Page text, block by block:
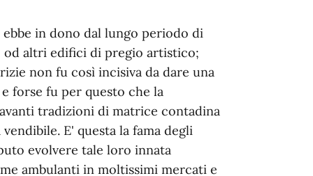
in dono dal lungo periodo di
od altri edifici di pregio artistico;
non fu così incisiva da dare una
forse fu per questo che la
tradizioni di matrice contadina
E' questa la fama degli
evolvere tale loro innata
ambulanti in moltissimi mercati e